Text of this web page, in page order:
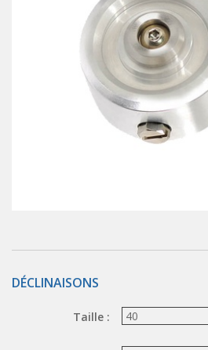
Joints tournants
CONTRÔLE DES FLUIDES
Auxiliaires de ligne
Auxiliaires de raccordement
Électrovannes tous fluides
DISTRIBUTEURS
Commande pneumatique
Vannes à jet pulsé
DÉCLINAISONS
Taille :